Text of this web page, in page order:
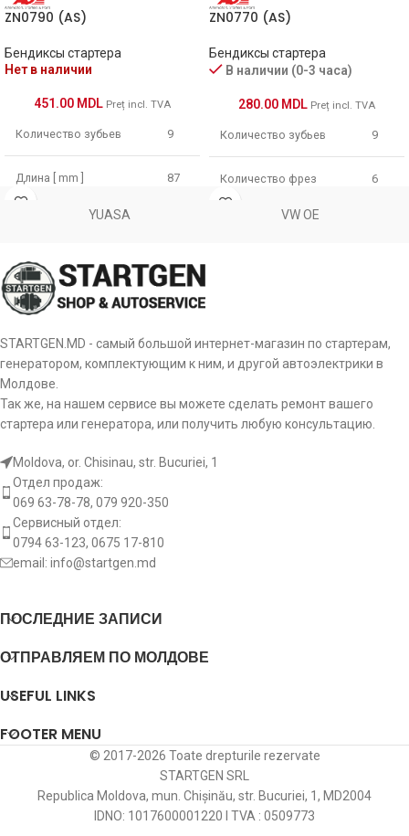
03-001 STEMOT
09-60-96 VISNOVA
WOODAUTO
ZN0243 ZEN
ZN0790 (AS)
Бендиксы стартера
Нет в наличии
451.00 MDL Preț incl. TVA
Количество зубьев 9
Длина [ mm ] 87
Диаметр зубчатки [ mm
ZN0770 (AS)
Бендиксы стартера
В наличии (0-3 часа)
280.00 MDL Preț incl. TVA
Количество зубьев 9
Количество фрез 6
Длина [ mm ]
YUASA VW OE
STARTGEN.MD - самый большой интернет-магазин по стартерам,
генератором, комплектующим к ним, и другой автоэлектрики в
Молдове.
Так же, на нашем сервисе вы можете сделать ремонт вашего
стартера или генератора, или получить любую консультацию.
Moldova, or. Chisinau, str. Bucuriei, 1
Отдел продаж:
069 63-78-78, 079 920-350
Сервисный отдел:
0794 63-123, 0675 17-810
email: info@startgen.md
ПОСЛЕДНИЕ ЗАПИСИ
ОТПРАВЛЯЕМ ПО МОЛДОВЕ
USEFUL LINKS
FOOTER MENU
© 2017-2026 Toate drepturile rezervate
STARTGEN SRL
Republica Moldova, mun. Chișinău, str. Bucuriei, 1, MD2004
IDNO: 1017600001220 I TVA : 0509773